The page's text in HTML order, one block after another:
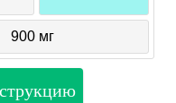
900 мг